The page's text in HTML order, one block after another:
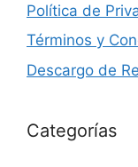
Política de
Términos y
Descargo de
Categorías